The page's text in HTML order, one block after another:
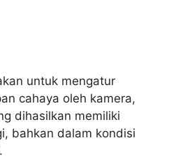
untuk mengatur
cahaya oleh kamera,
dihasilkan memiliki
bahkan dalam kondisi